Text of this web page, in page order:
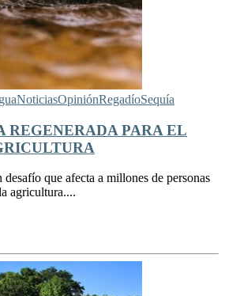
NoticiasOpiniónRegadíoSequía
REGENERADA PARA EL
desafío que afecta a millones de personas
agricultura....